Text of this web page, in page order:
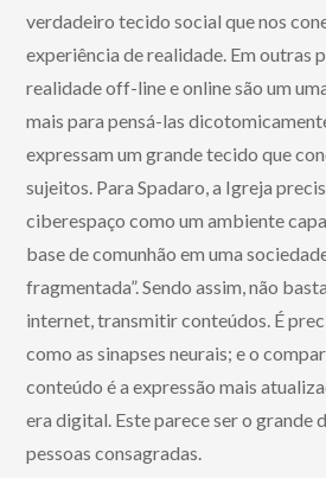
verdadeiro tecido social que nos
experiência de realidade. Em outras
realidade off-line e online são um
mais para pensá-las
expressam um grande tecido que
sujeitos. Para Spadaro, a Igreja
ciberespaço como um ambiente
base de comunhão em uma
fragmentada”. Sendo assim, não
internet, transmitir conteúdos. É
como as sinapses neurais; e o
conteúdo é a expressão mais
era digital. Este parece ser o grande
pessoas consagradas.